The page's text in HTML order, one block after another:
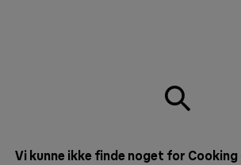
Vi kunne ikke finde noget for Cooking